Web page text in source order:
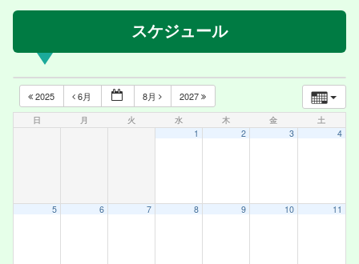
スケジュール
2025 6月 8月 2027
日 月 火 水 木 金
土
1
2 3 4
5 6 7 8 9 10 11